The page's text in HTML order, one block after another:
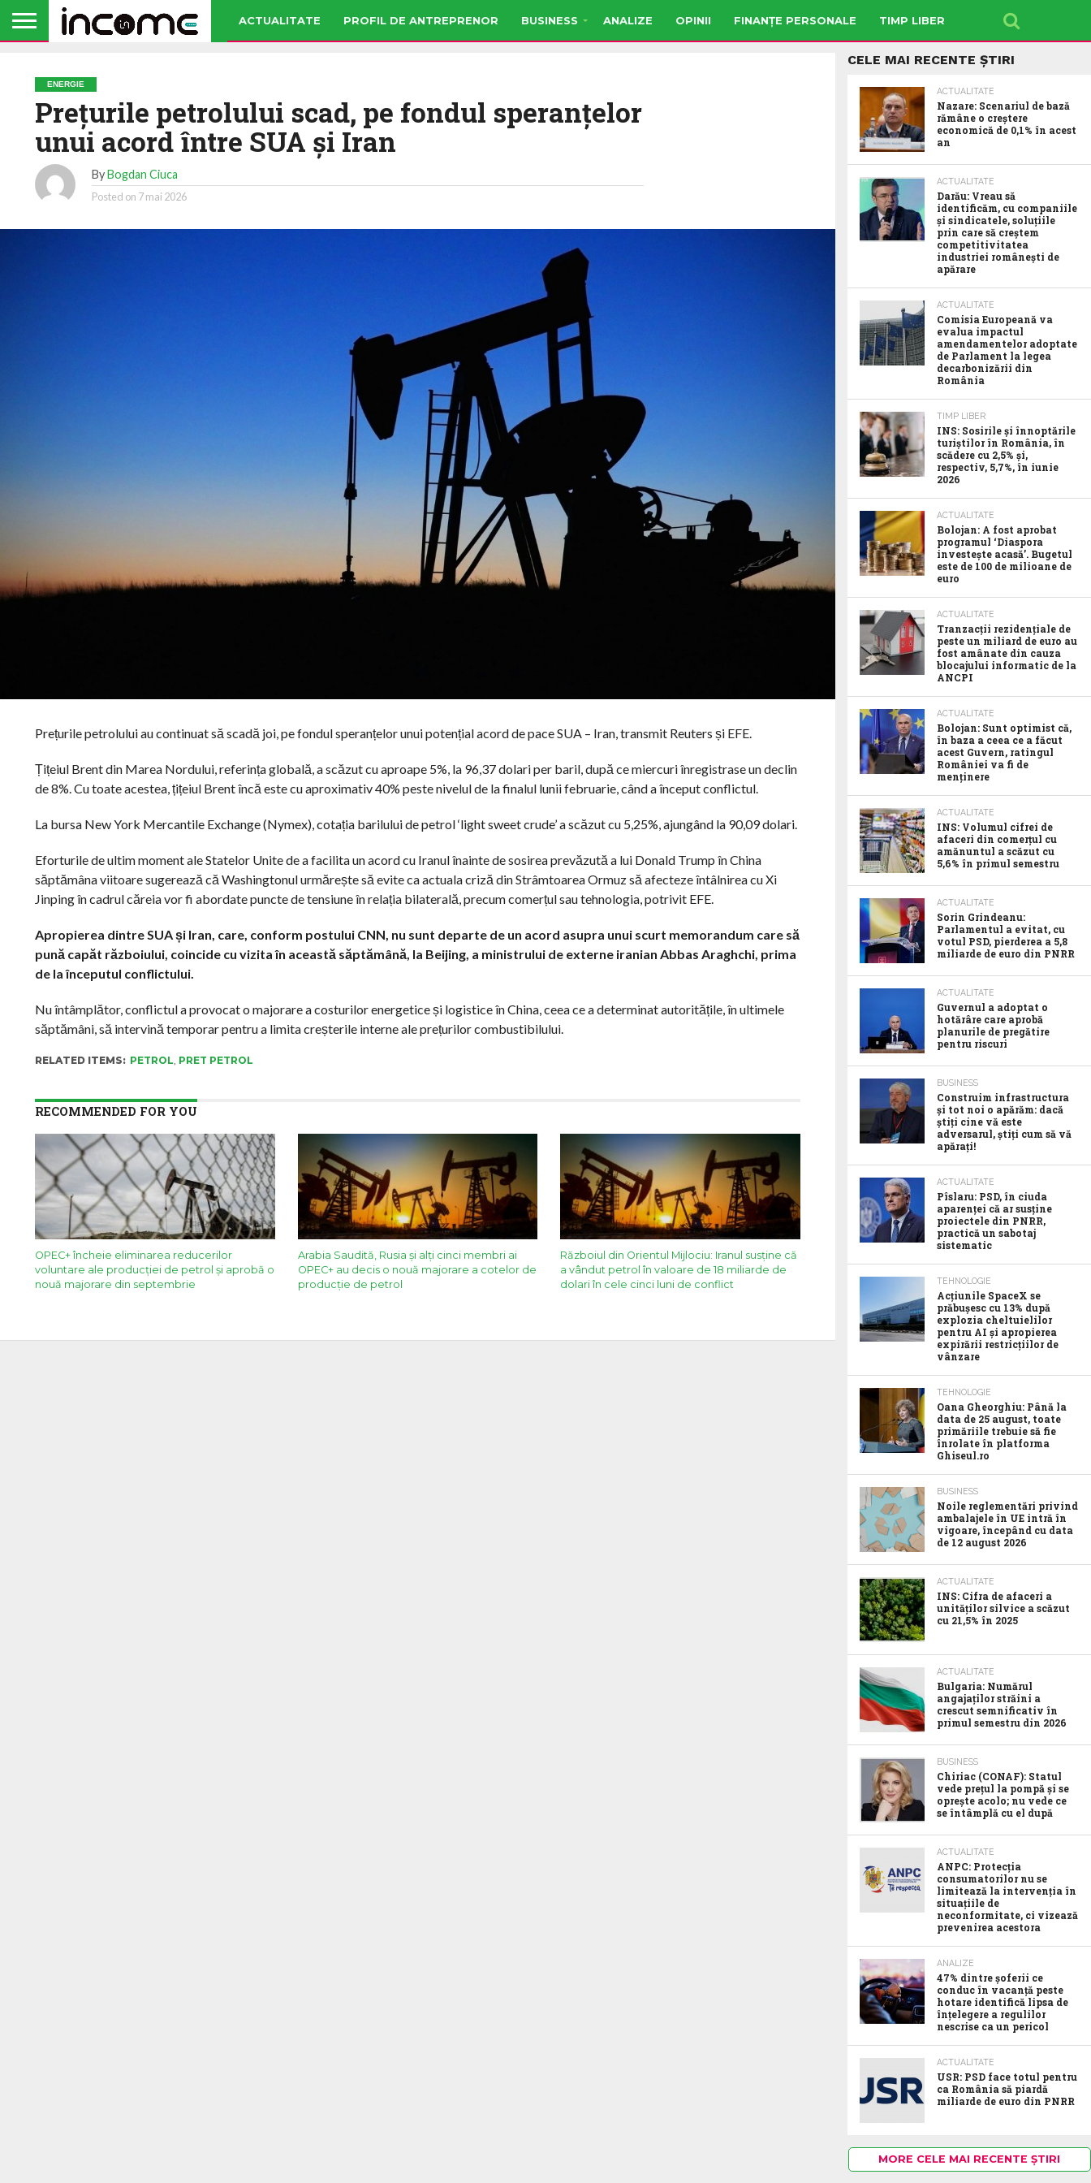
ACTUALITATE PROFIL DE ANTREPRENOR BUSINESS ANALIZE OPINII FINANȚE PERSONALE TIMP LIBER
ENERGIE
Prețurile petrolului scad, pe fondul speranțelor
unui acord între SUA și Iran
ByBogdan Ciuca
Posted on 7 mai 2026
Prețurile petrolului au continuat să scadă joi, pe fondul speranțelor unui potențial acord de pace SUA – Iran, transmit Reuters și EFE.
Țițeiul Brent din Marea Nordului, referința globală, a scăzut cu aproape 5%, la 96,37 dolari per baril, după ce miercuri înregistrase un declin
de 8%. Cu toate acestea, țițeiul Brent încă este cu aproximativ 40% peste nivelul de la finalul lunii februarie, când a început conflictul.
La bursa New York Mercantile Exchange (Nymex), cotația barilului de petrol ‘light sweet crude’ a scăzut cu 5,25%, ajungând la 90,09 dolari.
Eforturile de ultim moment ale Statelor Unite de a facilita un acord cu Iranul înainte de sosirea prevăzută a lui Donald Trump în China
săptămâna viitoare sugerează că Washingtonul urmărește să evite ca actuala criză din Strâmtoarea Ormuz să afecteze întâlnirea cu Xi
Jinping în cadrul căreia vor fi abordate puncte de tensiune în relația bilaterală, precum comerțul sau tehnologia, potrivit EFE.
Apropierea dintre SUA și Iran, care, conform postului CNN, nu sunt departe de un acord asupra unui scurt memorandum care să
pună capăt războiului, coincide cu vizita în această săptămână, la Beijing, a ministrului de externe iranian Abbas Araghchi, prima
de la începutul conflictului.
Nu întâmplător, conflictul a provocat o majorare a costurilor energetice și logistice în China, ceea ce a determinat autoritățile, în ultimele
săptămâni, să intervină temporar pentru a limita creșterile interne ale prețurilor combustibilului.
RELATED ITEMS: PETROL PRET PETROL
RECOMMENDED FOR YOU
OPEC+ încheie eliminarea reducerilor
voluntare ale producţiei de petrol şi aprobă o
nouă majorare din septembrie
Arabia Saudită, Rusia și alți cinci membri ai
OPEC+ au decis o nouă majorare a cotelor de
producție de petrol
Războiul din Orientul Mijlociu: Iranul susţine că
a vândut petrol în valoare de 18 miliarde de
dolari în cele cinci luni de conflict
CELE MAI RECENTE ȘTIRI
ACTUALITATE
Nazare: Scenariul de bază
rămâne o creștere
economică de 0,1% în acest
an
ACTUALITATE
Darău: Vreau să
identificăm, cu companiile
și sindicatele, soluțiile
prin care să creștem
competitivitatea
industriei românești de
apărare
ACTUALITATE
Comisia Europeană va
evalua impactul
amendamentelor adoptate
de Parlament la legea
decarbonizării din
România
TIMP LIBER
INS: Sosirile și înnoptările
turiștilor în România, în
scădere cu 2,5% și,
respectiv, 5,7%, în iunie
2026
ACTUALITATE
Bolojan: A fost aprobat
programul ‘Diaspora
investește acasă’. Bugetul
este de 100 de milioane de
euro
ACTUALITATE
Tranzacții rezidențiale de
peste un miliard de euro au
fost amânate din cauza
blocajului informatic de la
ANCPI
ACTUALITATE
Bolojan: Sunt optimist că,
în baza a ceea ce a făcut
acest Guvern, ratingul
României va fi de
menținere
ACTUALITATE
INS: Volumul cifrei de
afaceri din comerțul cu
amănuntul a scăzut cu
5,6% în primul semestru
ACTUALITATE
Sorin Grindeanu:
Parlamentul a evitat, cu
votul PSD, pierderea a 5,8
miliarde de euro din PNRR
ACTUALITATE
Guvernul a adoptat o
hotărâre care aprobă
planurile de pregătire
pentru riscuri
BUSINESS
Construim infrastructura
și tot noi o apărăm: dacă
știți cine vă este
adversarul, știți cum să vă
apărați!
ACTUALITATE
Pîslaru: PSD, în ciuda
aparenței că ar susține
proiectele din PNRR,
practică un sabotaj
sistematic
TEHNOLOGIE
Acţiunile SpaceX se
prăbuşesc cu 13% după
explozia cheltuielilor
pentru AI şi apropierea
expirării restricţiilor de
vânzare
TEHNOLOGIE
Oana Gheorghiu: Până la
data de 25 august, toate
primăriile trebuie să fie
înrolate în platforma
Ghiseul.ro
BUSINESS
Noile reglementări privind
ambalajele în UE intră în
vigoare, începând cu data
de 12 august 2026
ACTUALITATE
INS: Cifra de afaceri a
unităților silvice a scăzut
cu 21,5% în 2025
ACTUALITATE
Bulgaria: Numărul
angajaților străini a
crescut semnificativ în
primul semestru din 2026
BUSINESS
Chiriac (CONAF): Statul
vede prețul la pompă și se
oprește acolo; nu vede ce
se întâmplă cu el după
ACTUALITATE
ANPC: Protecția
consumatorilor nu se
limitează la intervenția în
situațiile de
neconformitate, ci vizează
prevenirea acestora
ANALIZE
47% dintre șoferii ce
conduc în vacanță peste
hotare identifică lipsa de
înțelegere a regulilor
nescrise ca un pericol
ACTUALITATE
USR: PSD face totul pentru
ca România să piardă
miliarde de euro din PNRR
MORE CELE MAI RECENTE ȘTIRI